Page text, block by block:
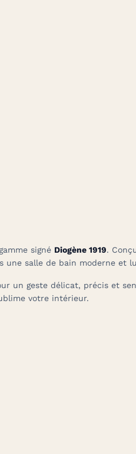
signé Diogène 1919.
salle de bain moderne et
un geste délicat, précis et
votre intérieur.